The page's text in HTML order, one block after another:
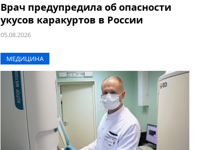
Врач предупредила об опасности
укусов каракуртов в России
05.08.2026
МЕДИЦИНА